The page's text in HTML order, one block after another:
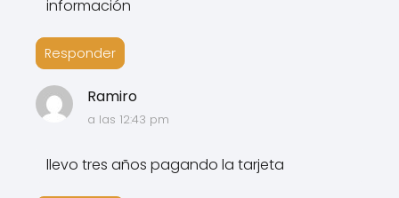
información
Responder
Ramiro
a las 12:43 pm
llevo tres años pagando la tarjeta